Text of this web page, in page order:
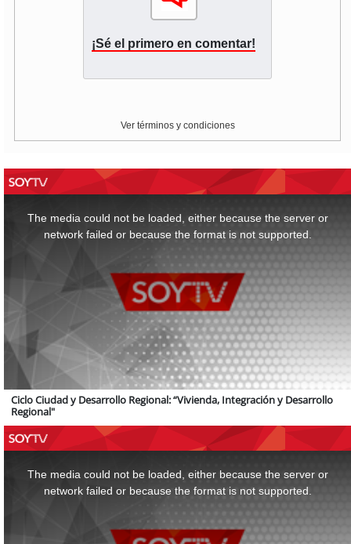
¡Sé el primero en comentar!
Ver términos y condiciones
The media could not be loaded, either because the server or
network failed or because the format is not supported.
Ciclo Ciudad y Desarrollo Regional: “Vivienda, Integración y Desarrollo
Regional"
The media could not be loaded, either because the server or
network failed or because the format is not supported.